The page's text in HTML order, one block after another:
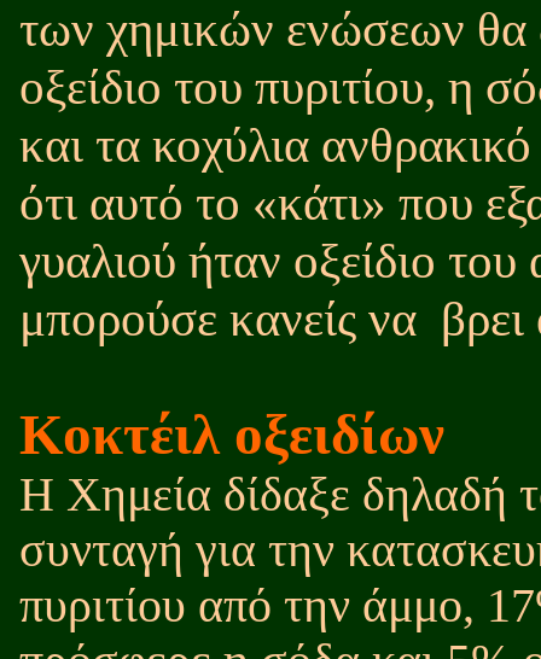
των χημικών ενώσεων θα
οξείδιο του πυριτίου, η
και τα κοχύλια
ότι αυτό το «κάτι» που
γυαλιού ήταν οξείδιο του
μπορούσε κανείς να
Κοκτέιλ οξειδίων
Η Χημεία δίδαξε δηλαδή
συνταγή για την
πυριτίου από την άμμο,